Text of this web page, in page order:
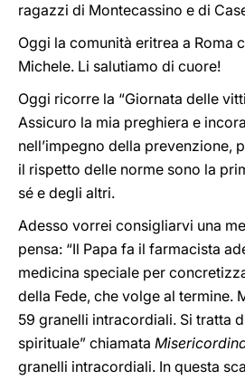
ragazzi di Montecassino e di
Oggi la comunità eritrea a Roma
Michele. Li salutiamo di cuore!
Oggi ricorre la “Giornata delle
Assicuro la mia preghiera e
nell’impegno della prevenzione,
il rispetto delle norme sono la
sé e degli altri.
Adesso vorrei consigliarvi una
pensa: “Il Papa fa il farmacista
medicina speciale per
della Fede, che volge al termine.
59 granelli intracordiali. Si tratta
spirituale” chiamata
granelli intracordiali. In questa